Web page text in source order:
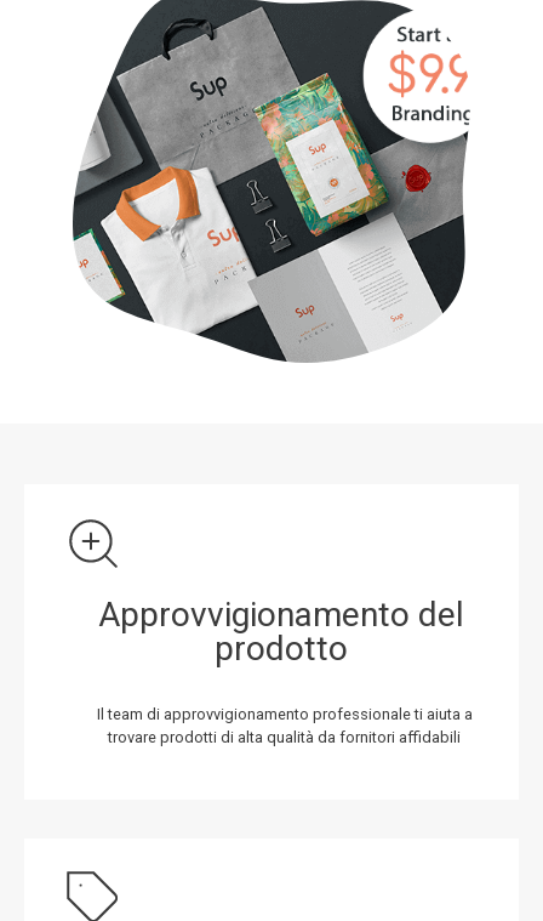
Approvvigionamento del
prodotto
Il team di approvvigionamento professionale ti aiuta a
trovare prodotti di alta qualità da fornitori affidabili